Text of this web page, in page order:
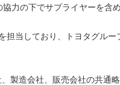
力の下でサプライヤーを含
担当しており、トヨタグル
製造会社、販売会社の共通